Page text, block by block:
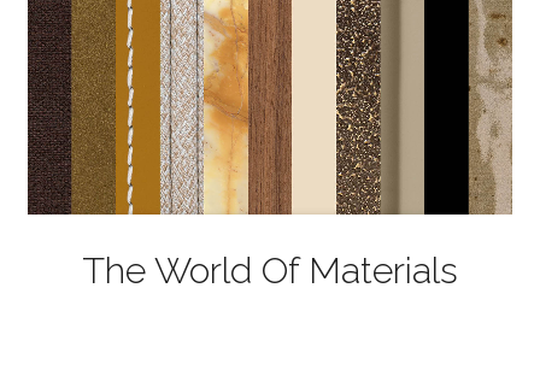
The World Of Materials